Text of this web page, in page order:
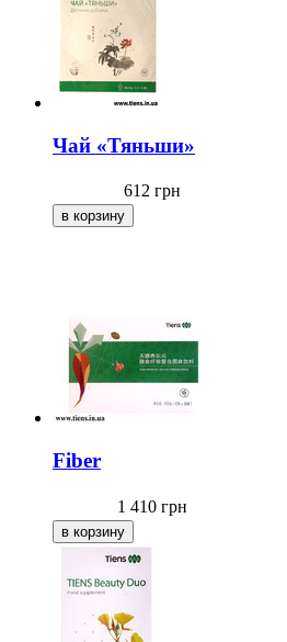
Чай «Тяньши»
612 грн
Fiber
1 410 грн